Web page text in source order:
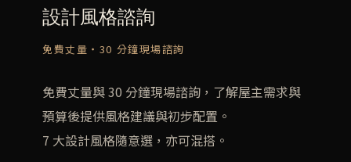
設計風格諮詢
免費丈量・30 分鐘現場諮詢
免費丈量與 30 分鐘現場諮詢，了解屋主需求與
預算後提供風格建議與初步配置。
7 大設計風格隨意選，亦可混搭。